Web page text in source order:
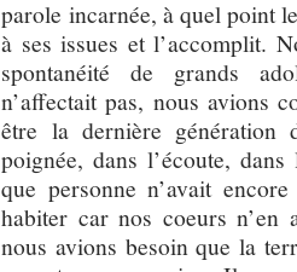
parole incarnée, à quel point
à ses issues et l’accomplit.
spontanéité de grands
n’affectait pas, nous avions
être la dernière génération
poignée, dans l’écoute,
que personne n’avait
habiter car nos coeurs n’en
nous avions besoin que la